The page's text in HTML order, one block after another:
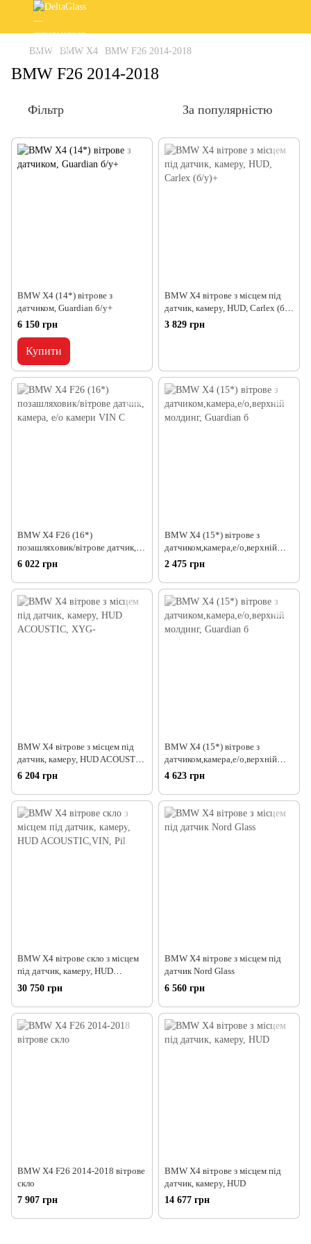
BMW BMW X4 BMW F26 2014-2018
BMW F26 2014-2018
Фільтр За популярністю
BMW X4 (14*) вітрове з
датчиком, Guardian б/у+
6 150 грн
Купити
BMW X4 вітрове з місцем під
датчик, камеру, HUD, Carlex (б/
у)+
3 829 грн
BMW X4 F26 (16*)
позашляховик/вітрове датчик,
камера, е/о камери VIN C
6 022 грн
BMW X4 (15*) вітрове з
датчиком,камера,е/о,верхній
молдинг, Guardian б
2 475 грн
BMW X4 вітрове з місцем під
датчик, камеру, HUD ACOUSTIC,
XYG-
6 204 грн
BMW X4 (15*) вітрове з
датчиком,камера,е/о,верхній
молдинг, Guardian б
4 623 грн
BMW X4 вітрове скло з місцем
під датчик, камеру, HUD
ACOUSTIC,VIN, Pil
30 750 грн
BMW X4 вітрове з місцем під
датчик Nord Glass
6 560 грн
BMW X4 F26 2014-2018 вітрове
скло
7 907 грн
BMW X4 вітрове з місцем під
датчик, камеру, HUD
14 677 грн